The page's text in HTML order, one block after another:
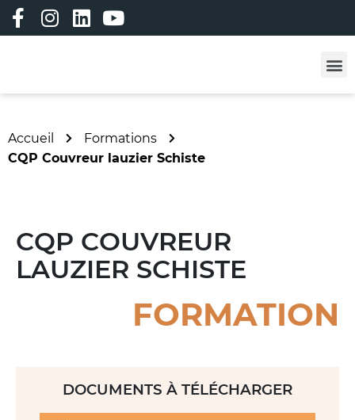
Accueil
Formations
CQP Couvreur lauzier Schiste​
CQP COUVREUR
LAUZIER SCHISTE
FORMATION
DOCUMENTS À TÉLÉCHARGER